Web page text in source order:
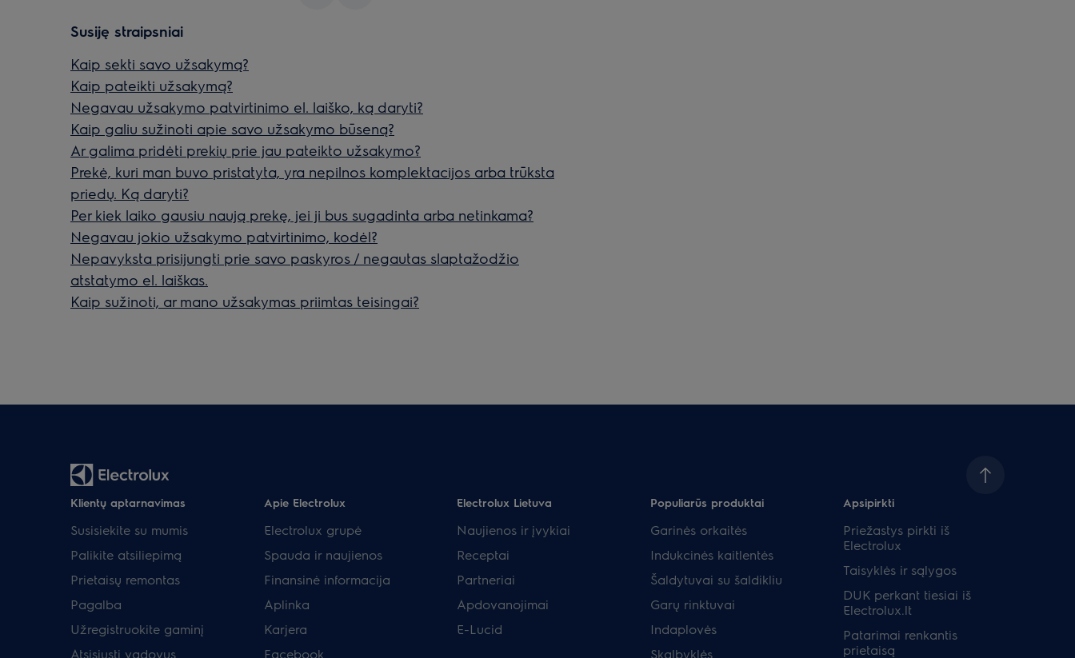
Susiję straipsniai
Kaip sekti savo užsakymą?
Kaip pateikti užsakymą?
Negavau užsakymo patvirtinimo el. laiško, ką daryti?
Kaip galiu sužinoti apie savo užsakymo būseną?
Ar galima pridėti prekių prie jau pateikto užsakymo?
Prekė, kuri man buvo pristatyta, yra nepilnos komplektacijos arba trūksta
priedų. Ką daryti?
Per kiek laiko gausiu naują prekę, jei ji bus sugadinta arba netinkama?
Negavau jokio užsakymo patvirtinimo, kodėl?
Nepavyksta prisijungti prie savo paskyros / negautas slaptažodžio
atstatymo el. laiškas.
Kaip sužinoti, ar mano užsakymas priimtas teisingai?
Klientų aptarnavimas
Susisiekite su mumis
Palikite atsiliepimą
Prietaisų remontas
Pagalba
Užregistruokite gaminį
Atsisiųsti vadovus
Apie Electrolux
Electrolux grupė
Spauda ir naujienos
Finansinė informacija
Aplinka
Karjera
Facebook
Electrolux Lietuva
Naujienos ir įvykiai
Receptai
Partneriai
Apdovanojimai
E-Lucid
Populiarūs produktai
Garinės orkaitės
Indukcinės kaitlentės
Šaldytuvai su šaldikliu
Garų rinktuvai
Indaplovės
Skalbyklės
Apsipirkti
Priežastys pirkti iš
Electrolux
Taisyklės ir sąlygos
DUK perkant tiesiai iš
Electrolux.lt
Patarimai renkantis
prietaisą